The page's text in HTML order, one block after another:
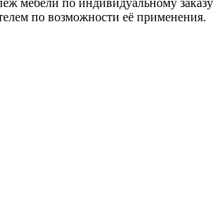
по возможности её применения.